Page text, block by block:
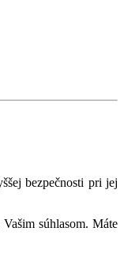
bezpečnosti pri jej
súhlasom. Máte